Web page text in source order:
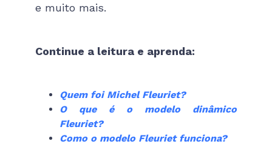
e muito mais.
Continue a leitura e aprenda:
Quem foi Michel Fleuriet?
O que é o modelo dinâmico
Fleuriet?
Como o modelo Fleuriet funciona?